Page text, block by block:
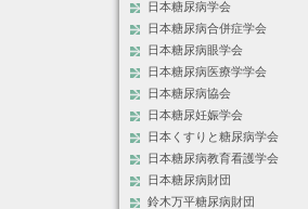
日本糖尿病学会
日本糖尿病合併症学会
日本糖尿病眼学会
日本糖尿病医療学学会
日本糖尿病協会
日本糖尿妊娠学会
日本くすりと糖尿病学会
日本糖尿病教育看護学会
日本糖尿病財団
鈴木万平糖尿病財団